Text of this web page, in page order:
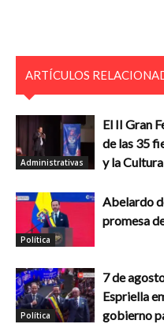
ARTÍCULOS
Administrativas
El II Gran
de las 35
y la
Política
Abelardo
promesa
Política
7 de
Espriella
gobierno